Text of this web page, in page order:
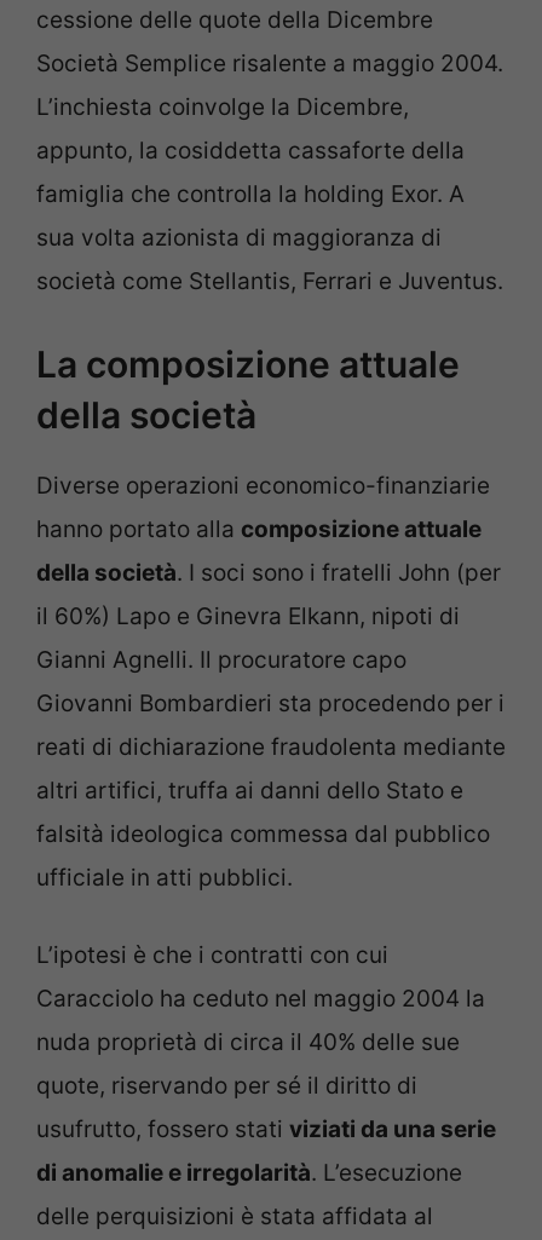
cessione delle quote della Dicembre
Società Semplice risalente a maggio 2004.
L’inchiesta coinvolge la Dicembre,
appunto, la cosiddetta cassaforte della
famiglia che controlla la holding Exor. A
sua volta azionista di maggioranza di
società come Stellantis, Ferrari e Juventus.
La composizione attuale
della società
Diverse operazioni economico-finanziarie
hanno portato alla composizione attuale
della società. I soci sono i fratelli John (per
il 60%) Lapo e Ginevra Elkann, nipoti di
Gianni Agnelli. Il procuratore capo
Giovanni Bombardieri sta procedendo per i
reati di dichiarazione fraudolenta mediante
altri artifici, truffa ai danni dello Stato e
falsità ideologica commessa dal pubblico
ufficiale in atti pubblici.
L’ipotesi è che i contratti con cui
Caracciolo ha ceduto nel maggio 2004 la
nuda proprietà di circa il 40% delle sue
quote, riservando per sé il diritto di
usufrutto, fossero stati viziati da una serie
di anomalie e irregolarità. L’esecuzione
delle perquisizioni è stata affidata al